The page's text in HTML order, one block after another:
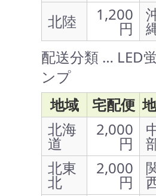
北陸
1,200
円
配送分類 … LED
ンプ
地域
宅配便
北海
道
2,000
円
北東
北
2,000
円